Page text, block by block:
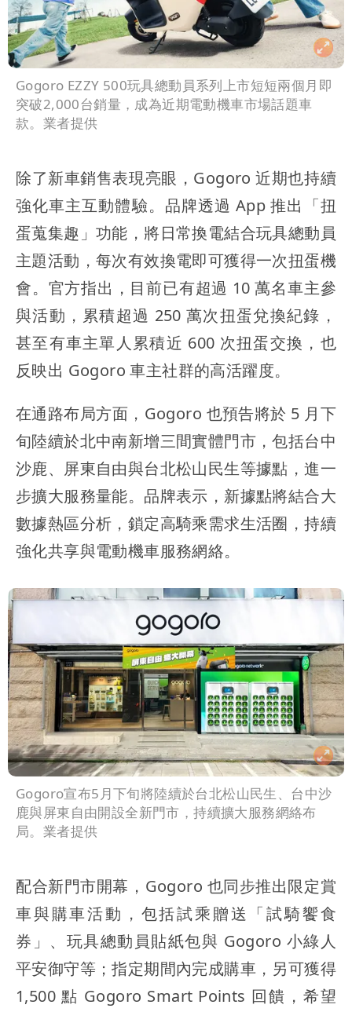
Gogoro EZZY 500玩具總動員系列上市短短兩個月即
突破2,000台銷量，成為近期電動機車市場話題車
款。業者提供
除了新車銷售表現亮眼，Gogoro 近期也持續
強化車主互動體驗。品牌透過 App 推出「扭
蛋蒐集趣」功能，將日常換電結合玩具總動員
主題活動，每次有效換電即可獲得一次扭蛋機
會。官方指出，目前已有超過 10 萬名車主參
與活動，累積超過 250 萬次扭蛋兌換紀錄，
甚至有車主單人累積近 600 次扭蛋交換，也
反映出 Gogoro 車主社群的高活躍度。
在通路布局方面，Gogoro 也預告將於 5 月下
旬陸續於北中南新增三間實體門市，包括台中
沙鹿、屏東自由與台北松山民生等據點，進一
步擴大服務量能。品牌表示，新據點將結合大
數據熱區分析，鎖定高騎乘需求生活圈，持續
強化共享與電動機車服務網絡。
Gogoro宣布5月下旬將陸續於台北松山民生、台中沙
鹿與屏東自由開設全新門市，持續擴大服務網絡布
局。業者提供
配合新門市開幕，Gogoro 也同步推出限定賞
車與購車活動，包括試乘贈送「試騎饗食
券」、玩具總動員貼紙包與 Gogoro 小綠人
平安御守等；指定期間內完成購車，另可獲得
1,500 點 Gogoro Smart Points 回饋，希望